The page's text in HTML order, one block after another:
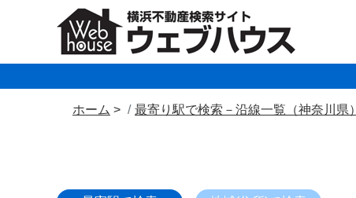
ホーム 最寄り駅で検索－沿線一覧（神奈川県）